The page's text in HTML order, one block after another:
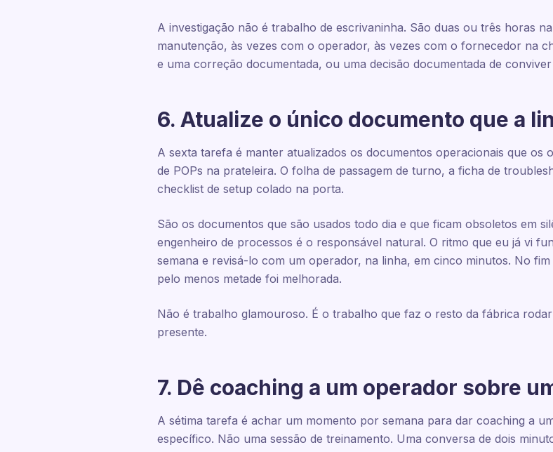
A investigação não é trabalho de escrivaninha. São duas ou três horas
manutenção, às vezes com o operador, às vezes com o fornecedor na
e uma correção documentada, ou uma decisão documentada de
6. Atualize o único documento que a
A sexta tarefa é manter atualizados os documentos operacionais que os
de POPs na prateleira. O folha de passagem de turno, a ficha de
checklist de setup colado na porta.
São os documentos que são usados todo dia e que ficam obsoletos em
engenheiro de processos é o responsável natural. O ritmo que eu já vi
semana e revisá-lo com um operador, na linha, em cinco minutos. No
pelo menos metade foi melhorada.
Não é trabalho glamouroso. É o trabalho que faz o resto da fábrica
presente.
7. Dê coaching a um operador sobre
A sétima tarefa é achar um momento por semana para dar coaching a
específico. Não uma sessão de treinamento. Uma conversa de dois